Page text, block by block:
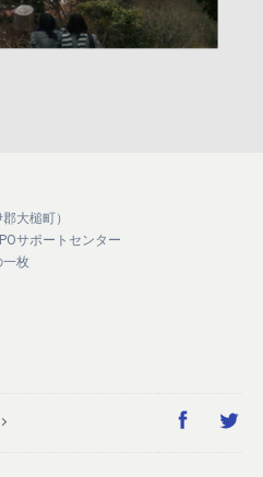
大槌町）
サポートセンター
枚